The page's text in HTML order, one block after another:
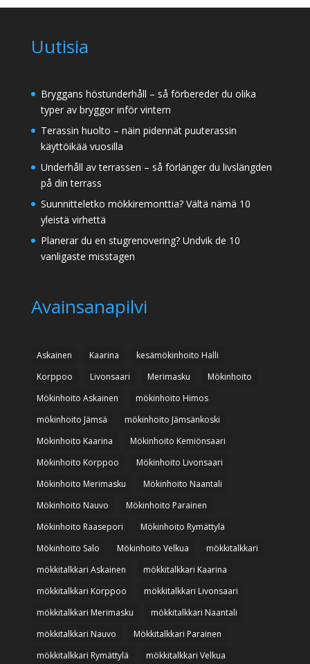
Uutisia
Bryggans höstunderhåll – så förbereder du olika
typer av bryggor inför vintern
Terassin huolto – näin pidennät puuterassin
käyttöikää vuosilla
Underhåll av terrassen – så förlänger du livslängden
på din terrass
Suunnitteletko mökkiremonttia? Vältä nämä 10
yleistä virhettä
Planerar du en stugrenovering? Undvik de 10
vanligaste misstagen
Avainsanapilvi
Askainen Kaarina
kesämökinhoito Halli
Korppoo
Livonsaari Merimasku
Mökinhoito
Mökinhoito Askainen
mökinhoito Himos
mökinhoito Jämsä
mökinhoito Jämsänkoski
Mökinhoito Kaarina
Mökinhoito Kemiönsaari
Mökinhoito Korppoo
Mökinhoito Livonsaari
Mökinhoito Merimasku
Mökinhoito Naantali
Mökinhoito Nauvo
Mökinhoito Parainen
Mökinhoito Raasepori
Mökinhoito Rymättylä
Mökinhoito Salo
Mökinhoito Velkua
mökkitalkkari
mökkitalkkari Askainen
mökkitalkkari Kaarina
mökkitalkkari Korppoo
mökkitalkkari Livonsaari
mökkitalkkari Merimasku
mökkitalkkari Naantali
mökkitalkkari Nauvo
Mökkitalkkari Parainen
mökkitalkkari Rymättylä
mökkitalkkari Velkua